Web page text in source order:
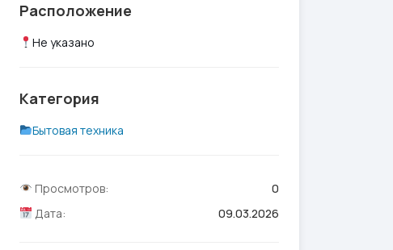
Расположение
Не указано
Категория
Бытовая техника
Просмотров:
0
Дата:
09.03.2026